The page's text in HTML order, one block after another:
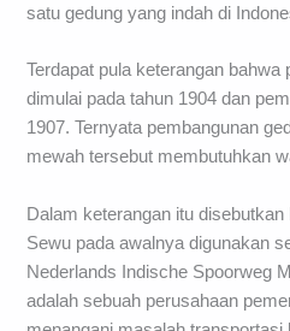
satu gedung yang indah di
Terdapat pula keterangan bahwa
dimulai pada tahun 1904 dan
1907. Ternyata pembangunan
mewah tersebut membutuhkan
Dalam keterangan itu
Sewu pada awalnya digunakan
Nederlands Indische Spoorweg
adalah sebuah perusahaan